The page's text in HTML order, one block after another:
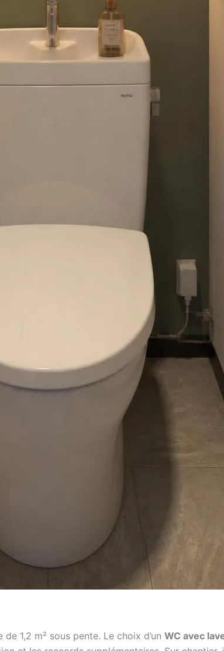
1,2 m² sous pente. Le choix d’un WC avec